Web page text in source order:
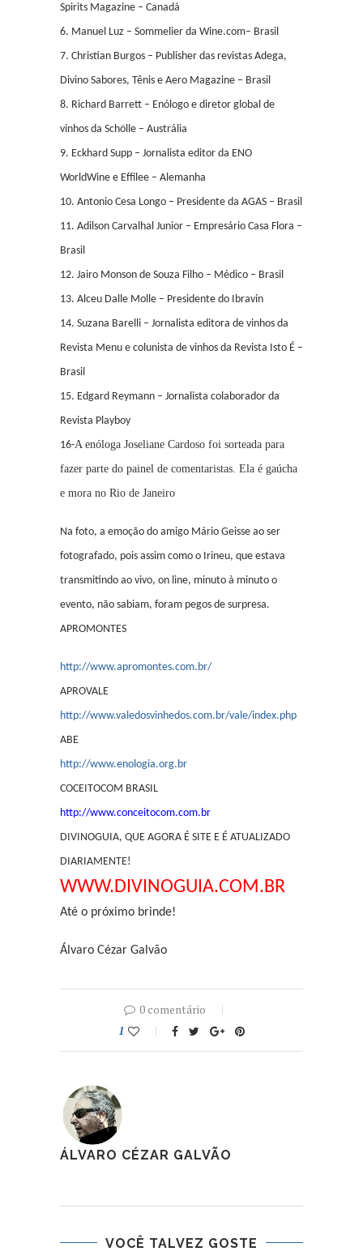
Spirits Magazine – Canadá
6. Manuel Luz – Sommelier da Wine.com– Brasil
7. Christian Burgos – Publisher das revistas Adega,
Divino Sabores, Tênis e Aero Magazine – Brasil
8. Richard Barrett – Enólogo e diretor global de
vinhos da Schölle – Austrália
9. Eckhard Supp – Jornalista editor da ENO
WorldWine e Effilee – Alemanha
10. Antonio Cesa Longo – Presidente da AGAS – Brasil
11. Adilson Carvalhal Junior – Empresário Casa Flora –
Brasil
12. Jairo Monson de Souza Filho – Médico – Brasil
13. Alceu Dalle Molle – Presidente do Ibravin
14. Suzana Barelli – Jornalista editora de vinhos da
Revista Menu e colunista de vinhos da Revista Isto É –
Brasil
15. Edgard Reymann – Jornalista colaborador da
Revista Playboy
16-A enóloga Joseliane Cardoso foi sorteada para
fazer parte do painel de comentaristas. Ela é gaúcha
e mora no Rio de Janeiro
Na foto, a emoção do amigo Mário Geisse ao ser
fotografado, pois assim como o Irineu, que estava
transmitindo ao vivo, on line, minuto à minuto o
evento, não sabiam, foram pegos de surpresa.
APROMONTES
http://www.apromontes.com.br/
APROVALE
http://www.valedosvinhedos.com.br/vale/index.php
ABE
http://www.enologia.org.br
COCEITOCOM BRASIL
http://www.conceitocom.com.br
DIVINOGUIA, QUE AGORA É SITE E É ATUALIZADO
DIARIAMENTE!
WWW.DIVINOGUIA.COM.BR
Até o próximo brinde!
Álvaro Cézar Galvão
0 comentário
1
ÁLVARO CÉZAR GALVÃO
VOCÊ TALVEZ GOSTE